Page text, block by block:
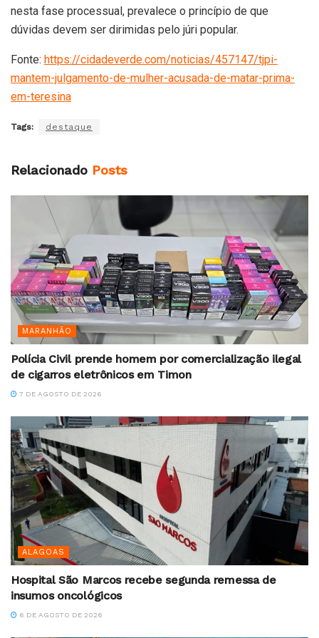
nesta fase processual, prevalece o princípio de que
dúvidas devem ser dirimidas pelo júri popular.
Fonte: https://cidadeverde.com/noticias/457147/tjpi-
mantem-julgamento-de-mulher-acusada-de-matar-prima-
em-teresina
Tags: destaque
Relacionado Posts
MARANHÃO
Polícia Civil prende homem por comercialização ilegal
de cigarros eletrônicos em Timon
7 DE AGOSTO DE 2026
ALAGOAS
Hospital São Marcos recebe segunda remessa de
insumos oncológicos
6 DE AGOSTO DE 2026